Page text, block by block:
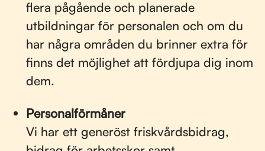
flera pågående och planerade
utbildningar för personalen och om du
har några områden du brinner extra för
finns det möjlighet att fördjupa dig inom
dem.
Personalförmåner
Vi har ett generöst friskvårdsbidrag,